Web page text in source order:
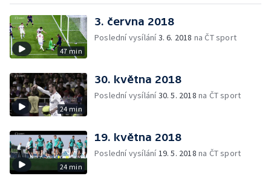
47 min
3. června 2018
Poslední vysílání3. 6. 2018 na ČT sport
24 min
30. května 2018
Poslední vysílání30. 5. 2018 na ČT sport
24 min
19. května 2018
Poslední vysílání19. 5. 2018 na ČT sport